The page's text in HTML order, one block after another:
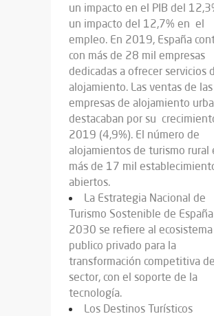
un impacto en el PIB del
un impacto del 12,7% en el
empleo. En 2019, España
con más de 28 mil empresas
dedicadas a ofrecer servicios
alojamiento. Las ventas de las
empresas de alojamiento
destacaban por su
2019 (4,9%). El número de
alojamientos de turismo rural
más de 17 mil
abiertos.
La Estrategia Nacional de
Turismo Sostenible de España
2030 se refiere al ecosistema
publico privado para la
transformación competitiva
sector, con el soporte de la
tecnología.
Los Destinos Turísticos